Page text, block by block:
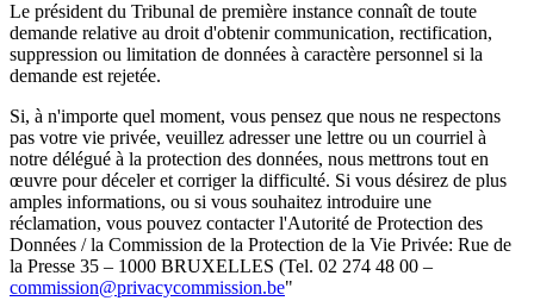
Le président du Tribunal de première instance connaît de toute
demande relative au droit d'obtenir communication, rectification,
suppression ou limitation de données à caractère personnel si la
demande est rejetée.
Si, à n'importe quel moment, vous pensez que nous ne respectons
pas votre vie privée, veuillez adresser une lettre ou un courriel à
notre délégué à la protection des données, nous mettrons tout en
œuvre pour déceler et corriger la difficulté. Si vous désirez de plus
amples informations, ou si vous souhaitez introduire une
réclamation, vous pouvez contacter l'Autorité de Protection des
Données / la Commission de la Protection de la Vie Privée: Rue de
la Presse 35 – 1000 BRUXELLES (Tel. 02 274 48 00 –
commission@privacycommission.be"